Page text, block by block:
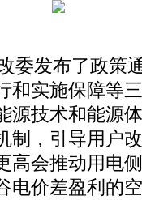
发布了政策
和实施保障等
源技术和能源
制，引导用户
高会推动用电
电价差盈利的